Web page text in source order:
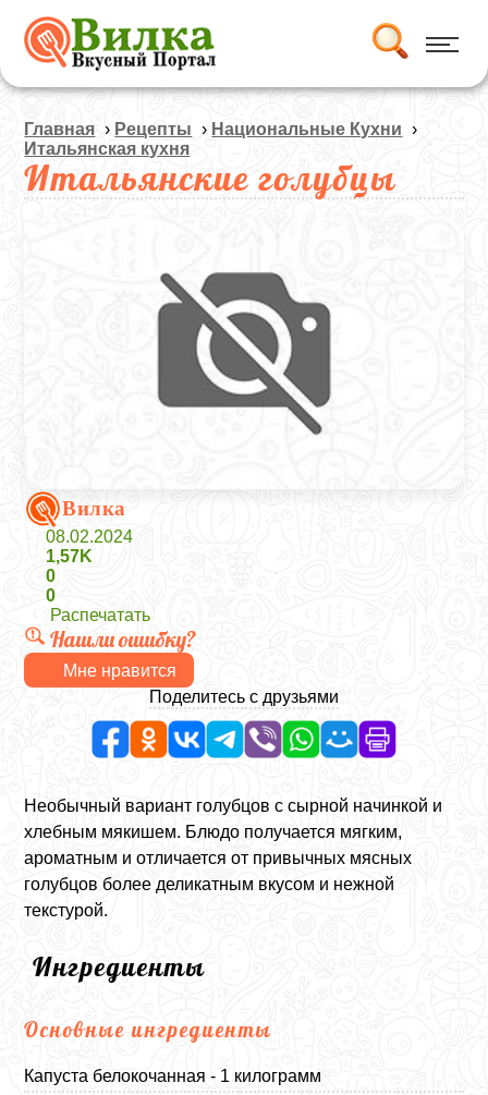
Главная › Рецепты › Национальные Кухни ›
Итальянская кухня
Итальянские голубцы
Вилка
08.02.2024
1,57K
0
0
Распечатать
Нашли ошибку?
Мне нравится
Поделитесь с друзьями
Необычный вариант голубцов с сырной начинкой и
хлебным мякишем. Блюдо получается мягким,
ароматным и отличается от привычных мясных
голубцов более деликатным вкусом и нежной
текстурой.
Ингредиенты
Основные ингредиенты
Капуста белокочанная - 1 килограмм